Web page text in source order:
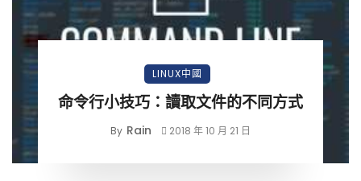
LINUX中國
命令行小技巧：讀取文件的不同方式
By Rain 2018 年 10 月 21 日